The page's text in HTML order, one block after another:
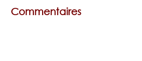
Commentaires